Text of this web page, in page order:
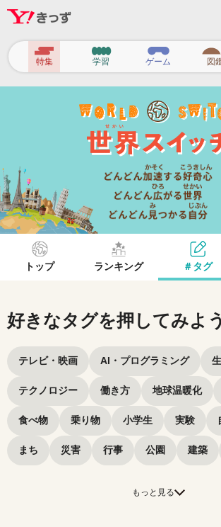
ヘ
ッ
ビ
ゲ
ー
シ
特集 学習 ゲーム 図
トップ ランキング ＃タグ
タグから探してみよ
好きなタグを押してみよ
テレビ・映画 AI・プログラミング
テクノロジー 働き方 地球温暖化
食べ物 乗り物 小学生 実験
まち 災害 行事 公園 建築
もっと見る